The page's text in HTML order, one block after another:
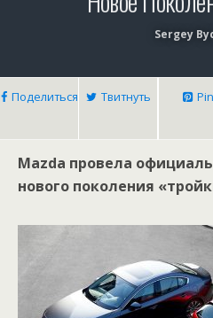
Sergey
Поделиться Твитнуть Pin
Mazda провела
нового поколения